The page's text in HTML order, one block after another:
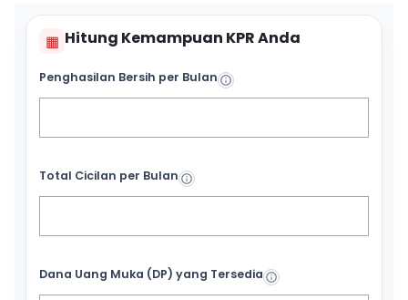
▦ Hitung Kemampuan KPR Anda
Penghasilan Bersih per Bulan
Total Cicilan per Bulan
Dana Uang Muka (DP) yang Tersedia